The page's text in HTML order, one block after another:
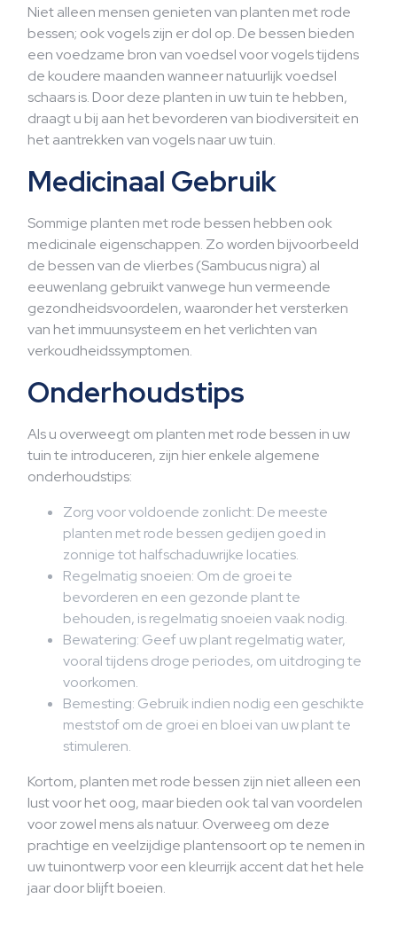
Niet alleen mensen genieten van planten met rode
bessen; ook vogels zijn er dol op. De bessen bieden
een voedzame bron van voedsel voor vogels tijdens
de koudere maanden wanneer natuurlijk voedsel
schaars is. Door deze planten in uw tuin te hebben,
draagt u bij aan het bevorderen van biodiversiteit en
het aantrekken van vogels naar uw tuin.
Medicinaal Gebruik
Sommige planten met rode bessen hebben ook
medicinale eigenschappen. Zo worden bijvoorbeeld
de bessen van de vlierbes (Sambucus nigra) al
eeuwenlang gebruikt vanwege hun vermeende
gezondheidsvoordelen, waaronder het versterken
van het immuunsysteem en het verlichten van
verkoudheidssymptomen.
Onderhoudstips
Als u overweegt om planten met rode bessen in uw
tuin te introduceren, zijn hier enkele algemene
onderhoudstips:
Zorg voor voldoende zonlicht: De meeste
planten met rode bessen gedijen goed in
zonnige tot halfschaduwrijke locaties.
Regelmatig snoeien: Om de groei te
bevorderen en een gezonde plant te
behouden, is regelmatig snoeien vaak nodig.
Bewatering: Geef uw plant regelmatig water,
vooral tijdens droge periodes, om uitdroging te
voorkomen.
Bemesting: Gebruik indien nodig een geschikte
meststof om de groei en bloei van uw plant te
stimuleren.
Kortom, planten met rode bessen zijn niet alleen een
lust voor het oog, maar bieden ook tal van voordelen
voor zowel mens als natuur. Overweeg om deze
prachtige en veelzijdige plantensoort op te nemen in
uw tuinontwerp voor een kleurrijk accent dat het hele
jaar door blijft boeien.